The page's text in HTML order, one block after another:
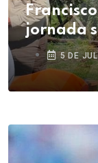
jornada
Arequipa
5 DE